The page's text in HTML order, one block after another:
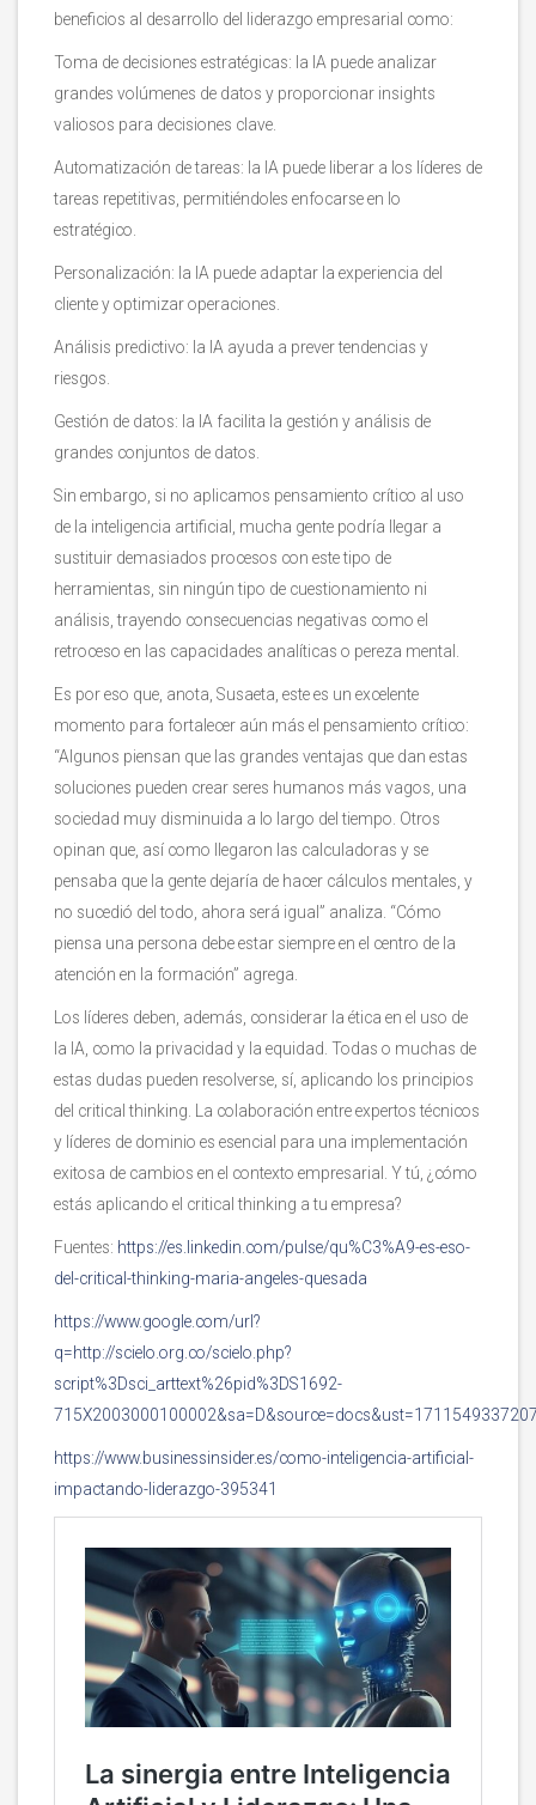
beneficios al desarrollo del liderazgo empresarial como:
Toma de decisiones estratégicas: la IA puede analizar
grandes volúmenes de datos y proporcionar insights
valiosos para decisiones clave.
Automatización de tareas: la IA puede liberar a los líderes de
tareas repetitivas, permitiéndoles enfocarse en lo
estratégico.
Personalización: la IA puede adaptar la experiencia del
cliente y optimizar operaciones.
Análisis predictivo: la IA ayuda a prever tendencias y
riesgos.
Gestión de datos: la IA facilita la gestión y análisis de
grandes conjuntos de datos.
Sin embargo, si no aplicamos pensamiento crítico al uso
de la inteligencia artificial, mucha gente podría llegar a
sustituir demasiados procesos con este tipo de
herramientas, sin ningún tipo de cuestionamiento ni
análisis, trayendo consecuencias negativas como el
retroceso en las capacidades analíticas o pereza mental.
Es por eso que, anota, Susaeta, este es un excelente
momento para fortalecer aún más el pensamiento crítico:
“Algunos piensan que las grandes ventajas que dan estas
soluciones pueden crear seres humanos más vagos, una
sociedad muy disminuida a lo largo del tiempo. Otros
opinan que, así como llegaron las calculadoras y se
pensaba que la gente dejaría de hacer cálculos mentales, y
no sucedió del todo, ahora será igual” analiza. “Cómo
piensa una persona debe estar siempre en el centro de la
atención en la formación” agrega.
Los líderes deben, además, considerar la ética en el uso de
la IA, como la privacidad y la equidad. Todas o muchas de
estas dudas pueden resolverse, sí, aplicando los principios
del critical thinking. La colaboración entre expertos técnicos
y líderes de dominio es esencial para una implementación
exitosa de cambios en el contexto empresarial. Y tú, ¿cómo
estás aplicando el critical thinking a tu empresa?
Fuentes: https://es.linkedin.com/pulse/qu%C3%A9-es-eso-
del-critical-thinking-maria-angeles-quesada
https://www.google.com/url?
q=http://scielo.org.co/scielo.php?
script%3Dsci_arttext%26pid%3DS1692-
https://www.businessinsider.es/como-inteligencia-artificial-
impactando-liderazgo-395341